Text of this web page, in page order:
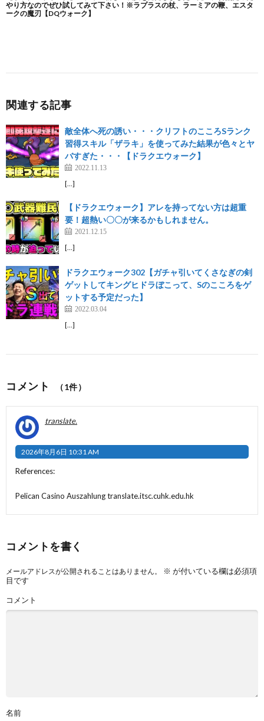
関連する記事
敵全体へ死の誘い・・・クリフトのこころSランク
習得スキル「ザラキ」を使ってみた結果が色々とヤ
バすぎた・・・【ドラクエウォーク】
2022.11.13
[…]
【ドラクエウォーク】アレを持ってない方は超重
要！超熱い〇〇が来るかもしれません。
2021.12.15
[…]
ドラクエウォーク302【ガチャ引いてくさなぎの剣
ゲットしてキングヒドラぼこって、Sのこころをゲ
ットする予定だった】
2022.03.04
[…]
コメント （1件）
translate.
2026年8月6日 10:31 AM
References:
Pelican Casino Auszahlungtranslate.itsc.cuhk.edu.hk
コメントを書く
メールアドレスが公開されることはありません。 ※ が付いている欄は必須項
目です
コメント
名前